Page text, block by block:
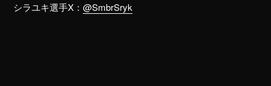
シラユキ選手X：@SmbrSryk